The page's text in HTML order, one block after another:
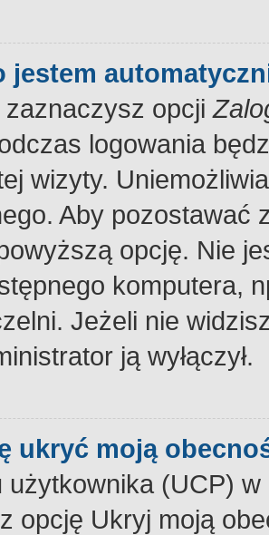
jestem
zaznaczysz opcji
logowania
wizyty.
Aby pozostawać
opcję. Nie
komputera,
Jeżeli nie
ją wyłączył.
ukryć moją
użytkownika (UCP) w
opcję Ukryj moją